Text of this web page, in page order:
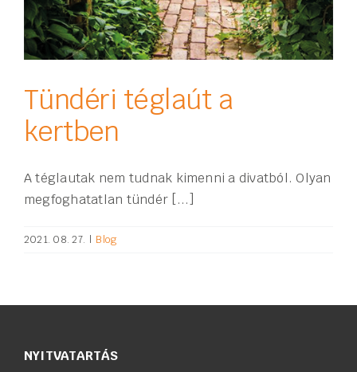
Tündéri téglaút a
kertben
A téglautak nem tudnak kimenni a divatból. Olyan
megfoghatatlan tündér [...]
2021. 08. 27. | Blog
NYITVATARTÁS